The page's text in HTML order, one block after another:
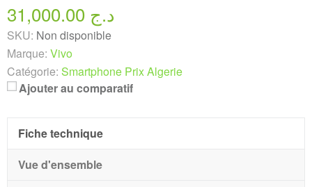
31,000.00 د.ج
SKU: Non disponible
Marque: Vivo
Catégorie: Smartphone Prix Algerie
Ajouter au comparatif
Fiche technique
Vue d'ensemble